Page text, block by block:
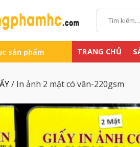
kiếm:
sản phẩm TRANG CHỦ
/ In ảnh 2 mặt có vân-220gsm